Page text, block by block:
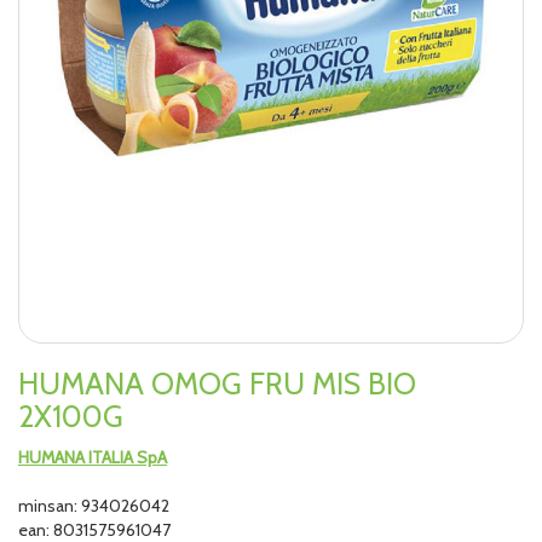
HUMANA OMOG FRU MIS BIO
2X100G
HUMANA ITALIA SpA
minsan: 934026042
ean: 8031575961047